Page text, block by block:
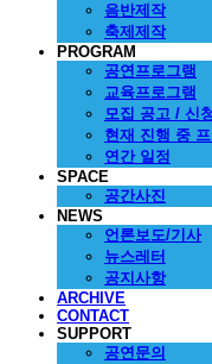
음반제작
축제제작
PROGRAM
공연프로그램
교육프로그램
모집 공고 / 신
현재 진행 중 프
연간 일정
SPACE
공간사진
NEWS
언론보도/기사
뉴스레터
공지사항
ARCHIVE
CONTACT
SUPPORT
공연문의